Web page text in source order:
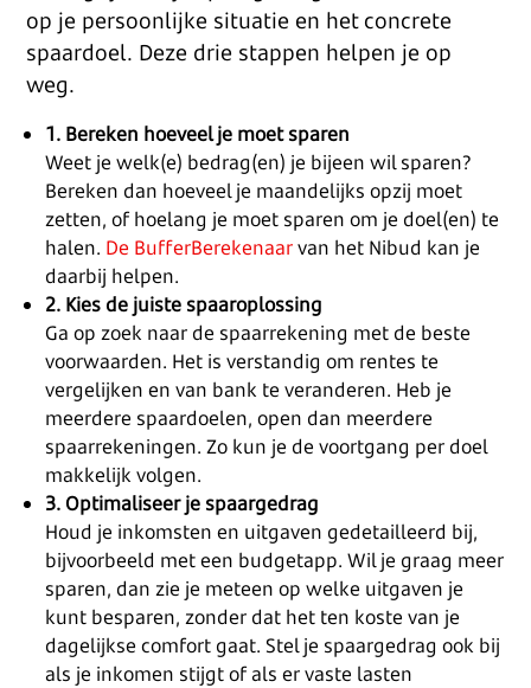
op je persoonlijke situatie en het concrete
spaardoel. Deze drie stappen helpen je op
weg.
1. Bereken hoeveel je moet sparen
Weet je welk(e) bedrag(en) je bijeen wil sparen?
Bereken dan hoeveel je maandelijks opzij moet
zetten, of hoelang je moet sparen om je doel(en) te
halen. De BufferBerekenaarvan het Nibud kan je
daarbij helpen.
2. Kies de juiste spaaroplossing
Ga op zoek naar de spaarrekening met de beste
voorwaarden. Het is verstandig om rentes te
vergelijken en van bank te veranderen. Heb je
meerdere spaardoelen, open dan meerdere
spaarrekeningen. Zo kun je de voortgang per doel
makkelijk volgen.
3. Optimaliseer je spaargedrag
Houd je inkomsten en uitgaven gedetailleerd bij,
bijvoorbeeld met een budgetapp. Wil je graag meer
sparen, dan zie je meteen op welke uitgaven je
kunt besparen, zonder dat het ten koste van je
dagelijkse comfort gaat. Stel je spaargedrag ook bij
als je inkomen stijgt of als er vaste lasten